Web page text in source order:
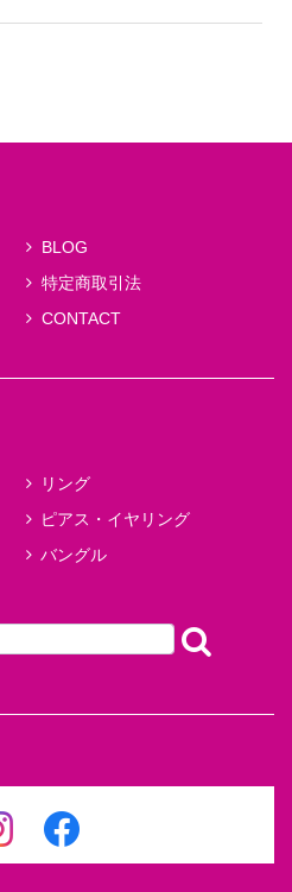
BLOG
特定商取引法
CONTACT
リング
ピアス・イヤリング
バングル